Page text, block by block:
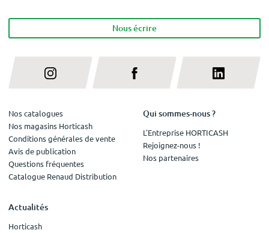
Nous écrire
Nos catalogues
Nos magasins Horticash
Conditions générales de vente
Avis de publication
Questions fréquentes
Catalogue Renaud Distribution
Qui sommes-nous ?
L'Entreprise HORTICASH
Rejoignez-nous !
Nos partenaires
Actualités
Horticash